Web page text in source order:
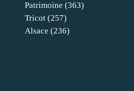
Patrimoine (363)
Tricot (257)
Alsace (236)